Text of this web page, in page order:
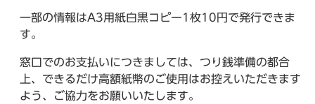
一部の情報はA3用紙白黒コピー1枚10円で発行できま
す。
窓口でのお支払いにつきましては、つり銭準備の都合
上、できるだけ高額紙幣のご使用はお控えいただきます
よう、ご協力をお願いいたします。